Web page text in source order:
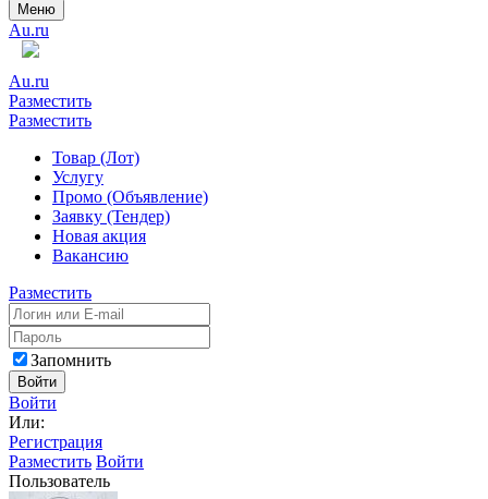
Меню
Au.ru
Au.ru
Разместить
Разместить
Товар (Лот)
Услугу
Промо (Объявление)
Заявку (Тендер)
Новая акция
Вакансию
Разместить
Запомнить
Войти
Войти
Или:
Регистрация
Разместить Войти
Пользователь